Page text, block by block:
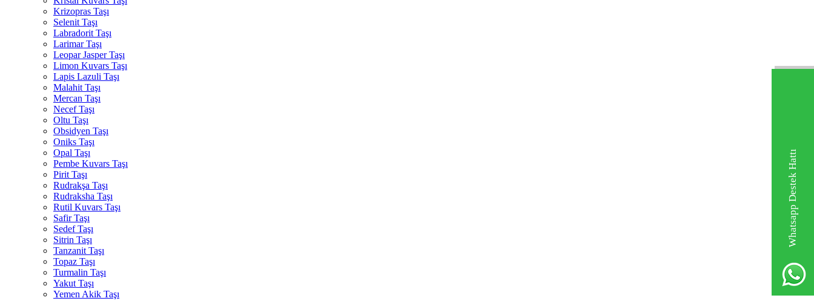
Whatsapp Destek Hattı
Krizopras Taşı
Selenit Taşı
Labradorit Taşı
Larimar Taşı
Leopar Jasper Taşı
Limon Kuvars Taşı
Lapis Lazuli Taşı
Malahit Taşı
Mercan Taşı
Necef Taşı
Oltu Taşı
Obsidyen Taşı
Oniks Taşı
Opal Taşı
Pembe Kuvars Taşı
Pirit Taşı
Rudrakşa Taşı
Rudraksha Taşı
Rutil Kuvars Taşı
Safir Taşı
Sedef Taşı
Sitrin Taşı
Tanzanit Taşı
Topaz Taşı
Turmalin Taşı
Yakut Taşı
Yemen Akik Taşı